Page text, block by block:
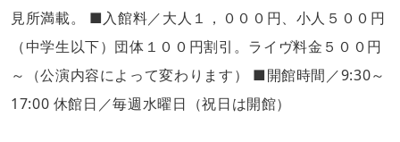
見所満載。 ■入館料／大人１，０００円、小人５００円
（中学生以下）団体１００円割引。ライヴ料金５００円
～（公演内容によって変わります） ■開館時間／9:30～
17:00 休館日／毎週水曜日（祝日は開館）